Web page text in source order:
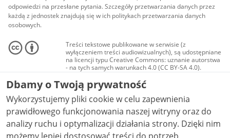
odpowiedzi na przesłane pytania. Szczegóły przetwarzania danych przez
każdą z jednostek znajdują się w ich politykach przetwarzania danych
osobowych.
Treści tekstowe publikowane w serwisie (z
wyłączeniem treści audiowizualnych), są udostępniane
na licencji typu Creative Commons: uznanie autorstwa
- na tych samych warunkach 4.0 (CC BY-SA 4.0).
Materiały audiowizualne, w tym zdjęcia, materiały
audio i wideo, są udostępniane na licencji typu
Creative Commons: uznanie autorstwa użycie
niekomercyjne - bez utworów zależnych 4.0 (CC BY-
NC-ND 4.0), o ile nie jest to stwierdzone inaczej.
Dbamy o Twoją prywatność
Wykorzystujemy pliki cookie w celu zapewnienia
prawidłowego funkcjonowania naszej witryny oraz do
analizy ruchu i optymalizacji działania strony. Dzięki nim